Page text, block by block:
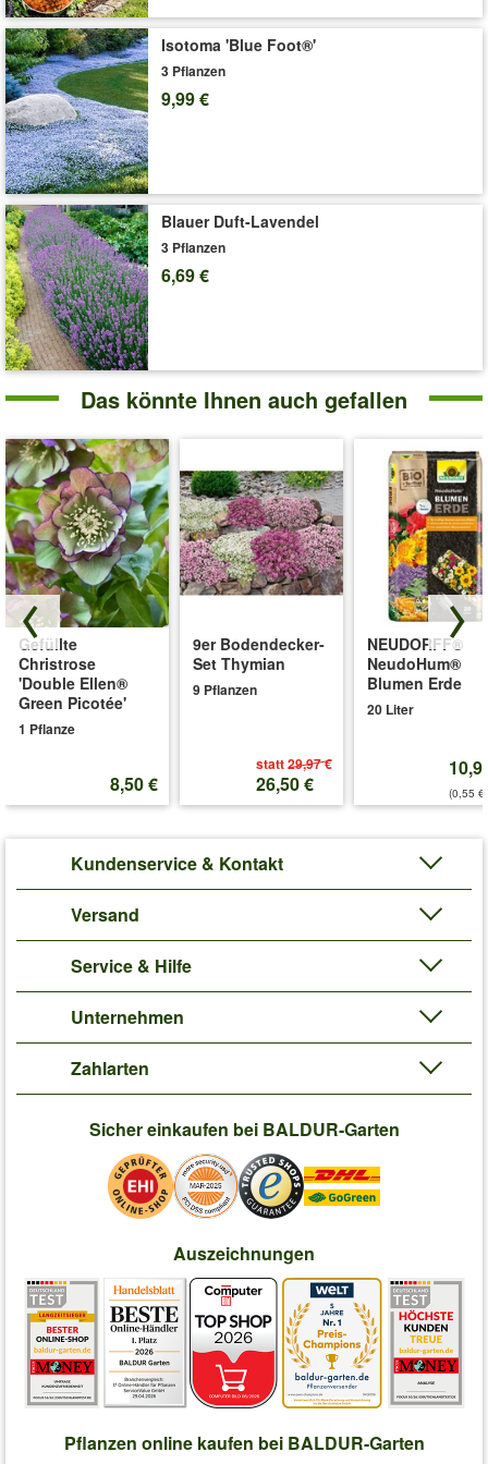
äußerst pflegeleicht und verträgt Temperaturen von bis zu -20
°C. (Helleborus)
Art.-Nr.:9461
Liefergröße:12 cm-Topf
'Helleborus Frostkiss® 'Glenda's Gloss''
Isotoma 'Blue Foot®'
3 Pflanzen
9,99 €
Blauer Duft-Lavendel
3 Pflanzen
6,69 €
Das könnte Ihnen auch gefallen
Gefüllte
Christrose
'Double Ellen®
Green Picotée'
1 Pflanze
8,50 €
9er Bodendecker-
Set Thymian
9 Pflanzen
statt29,97 €
26,50 €
NEUDORFF®
NeudoHum®
Blumen Erde
20 Liter
(0,55
Kundenservice & Kontakt
Versand
Service & Hilfe
Unternehmen
Zahlarten
Sicher einkaufen bei BALDUR-Garten
Auszeichnungen
Pflanzen online kaufen bei BALDUR-Garten